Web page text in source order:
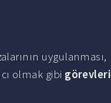
uygulanması,
olmak gibi görevleri